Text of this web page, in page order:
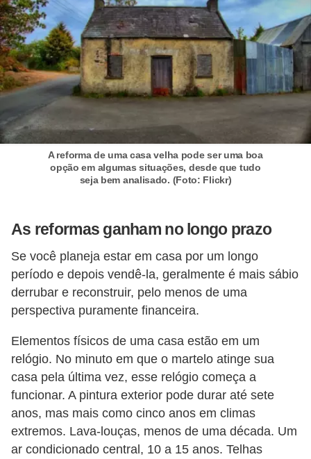
A reforma de uma casa velha pode ser uma boa
opção em algumas situações, desde que tudo
seja bem analisado. (Foto: Flickr)
As reformas ganham no longo prazo
Se você planeja estar em casa por um longo
período e depois vendê-la, geralmente é mais sábio
derrubar e reconstruir, pelo menos de uma
perspectiva puramente financeira.
Elementos físicos de uma casa estão em um
relógio. No minuto em que o martelo atinge sua
casa pela última vez, esse relógio começa a
funcionar. A pintura exterior pode durar até sete
anos, mas mais como cinco anos em climas
extremos. Lava-louças, menos de uma década. Um
ar condicionado central, 10 a 15 anos. Telhas